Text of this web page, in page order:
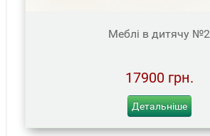
Меблі в дитячу №2
17900 грн.
Детальніше